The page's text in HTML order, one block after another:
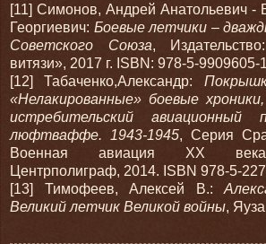
[11] Симонов, Андрей Анатольевич -
Георгиевич: Боевые летчики –
Советского Союза,
витязи», 2017 г. ISBN: 978-5-9909605-
[12] Табаченко,Александр:
«Нелакированные» боевые
истребительский
люфтваффе. 1943-1945, Серия
Военная авиация XX века,
Центрполиграф, 2014. ISBN 978-5-
[13] Тимофеев, Алексей В.:
Великий летчик Великой войны,